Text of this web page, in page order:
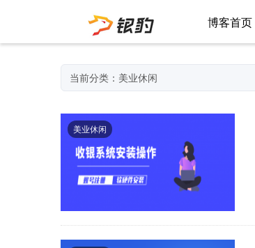
博客首页
当前分类：美业休闲
美业休闲